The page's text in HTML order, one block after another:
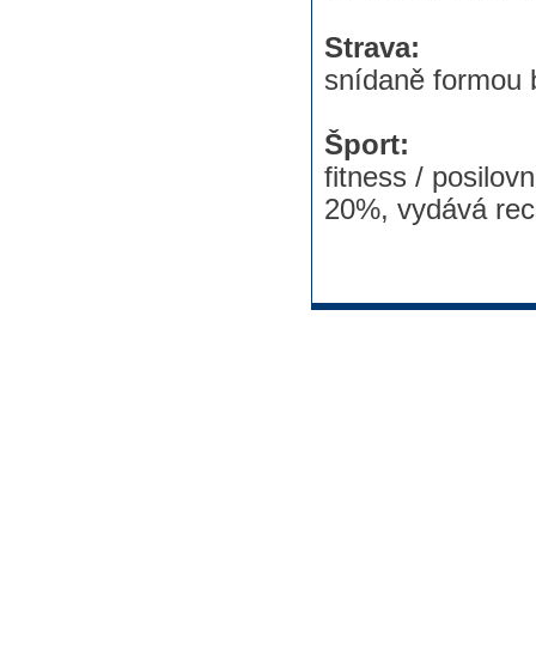
Strava:
snídaně formou
Šport:
fitness /
20%, vydává